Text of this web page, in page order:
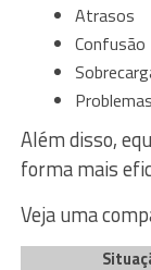
Atrasos
Confusão
Além disso,
forma mais
Veja uma